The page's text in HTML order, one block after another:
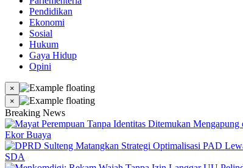
Pendidikan
Ekonomi
Sosial
Hukum
Gaya Hidup
Opini
×
×
Breaking News
Ekor Buaya
SDA